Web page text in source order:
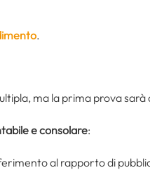
.
ma la prima prova
e consolare:
al rapporto di